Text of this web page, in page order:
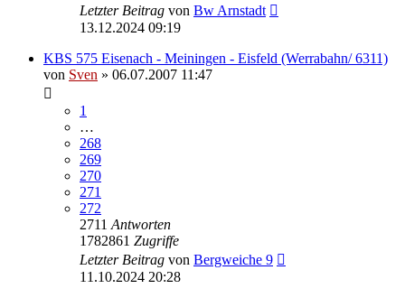
Letzter Beitrag von Bw Arnstadt
13.12.2024 09:19
KBS 575 Eisenach - Meiningen - Eisfeld (Werrabahn/ 6311)
von Sven » 06.07.2007 11:47
1
…
268
269
270
271
272
2711 Antworten
1782861 Zugriffe
Letzter Beitrag von Bergweiche 9
11.10.2024 20:28